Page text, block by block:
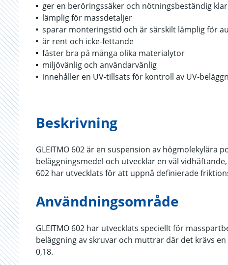
ger en beröringssäker och nötningsbeständig
lämplig för massdetaljer
sparar monteringstid och är särskilt lämplig för
är rent och icke-fettande
fäster bra på många olika materialytor
miljövänlig och användarvänlig
innehåller en UV-tillsats för kontroll av UV-
Beskrivning
GLEITMO 602 är en suspension av högmolekylära
beläggningsmedel och utvecklar en väl
602 har utvecklats för att uppnå definierade
Användningsområde
GLEITMO 602 har utvecklats speciellt för
beläggning av skruvar och muttrar där det krävs
0,18.